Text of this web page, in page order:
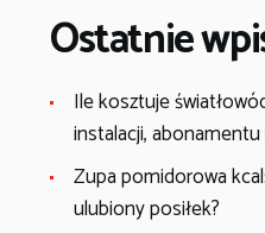
Ostatnie
Ile kosztuje
instalacji,
Zupa pomidorowa
ulubiony posiłek?